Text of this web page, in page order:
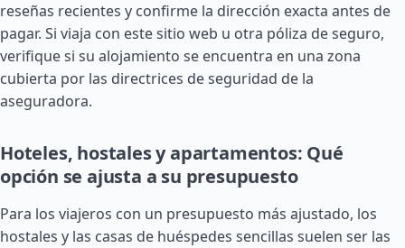
reseñas recientes y confirme la dirección exacta antes de
pagar. Si viaja con este sitio web u otra póliza de seguro,
verifique si su alojamiento se encuentra en una zona
cubierta por las directrices de seguridad de la
aseguradora.
Hoteles, hostales y apartamentos: Qué
opción se ajusta a su presupuesto
Para los viajeros con un presupuesto más ajustado, los
hostales y las casas de huéspedes sencillas suelen ser las